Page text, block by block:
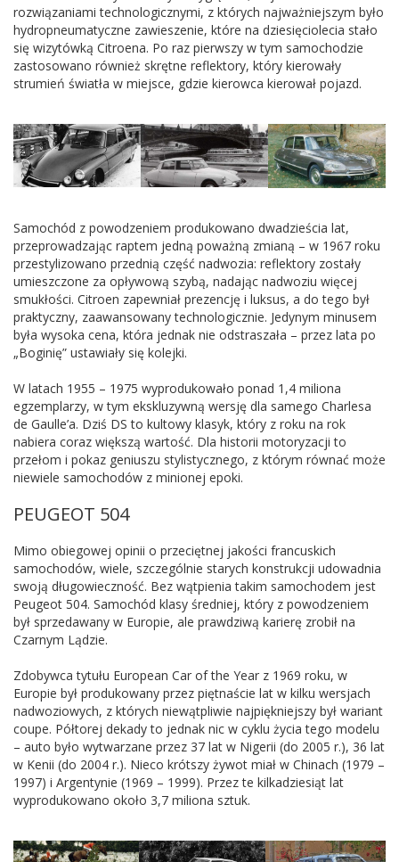
rozwiązaniami technologicznymi, z których najważniejszym było
hydropneumatyczne zawieszenie, które na dziesięciolecia stało
się wizytówką Citroena. Po raz pierwszy w tym samochodzie
zastosowano również skrętne reflektory, który kierowały
strumień światła w miejsce, gdzie kierowca kierował pojazd.
Samochód z powodzeniem produkowano dwadzieścia lat,
przeprowadzając raptem jedną poważną zmianą – w 1967 roku
przestylizowano przednią część nadwozia: reflektory zostały
umieszczone za opływową szybą, nadając nadwoziu więcej
smukłości. Citroen zapewniał prezencję i luksus, a do tego był
praktyczny, zaawansowany technologicznie. Jedynym minusem
była wysoka cena, która jednak nie odstraszała – przez lata po
„Boginię” ustawiały się kolejki.
W latach 1955 – 1975 wyprodukowało ponad 1,4 miliona
egzemplarzy, w tym ekskluzywną wersję dla samego Charlesa
de Gaulle’a. Dziś DS to kultowy klasyk, który z roku na rok
nabiera coraz większą wartość. Dla historii motoryzacji to
przełom i pokaz geniuszu stylistycznego, z którym równać może
niewiele samochodów z minionej epoki.
PEUGEOT 504
Mimo obiegowej opinii o przeciętnej jakości francuskich
samochodów, wiele, szczególnie starych konstrukcji udowadnia
swoją długowieczność. Bez wątpienia takim samochodem jest
Peugeot 504. Samochód klasy średniej, który z powodzeniem
był sprzedawany w Europie, ale prawdziwą karierę zrobił na
Czarnym Lądzie.
Zdobywca tytułu European Car of the Year z 1969 roku, w
Europie był produkowany przez piętnaście lat w kilku wersjach
nadwoziowych, z których niewątpliwie najpiękniejszy był wariant
coupe. Półtorej dekady to jednak nic w cyklu życia tego modelu
– auto było wytwarzane przez 37 lat w Nigerii (do 2005 r.), 36 lat
w Kenii (do 2004 r.). Nieco krótszy żywot miał w Chinach (1979 –
1997) i Argentynie (1969 – 1999). Przez te kilkadziesiąt lat
wyprodukowano około 3,7 miliona sztuk.